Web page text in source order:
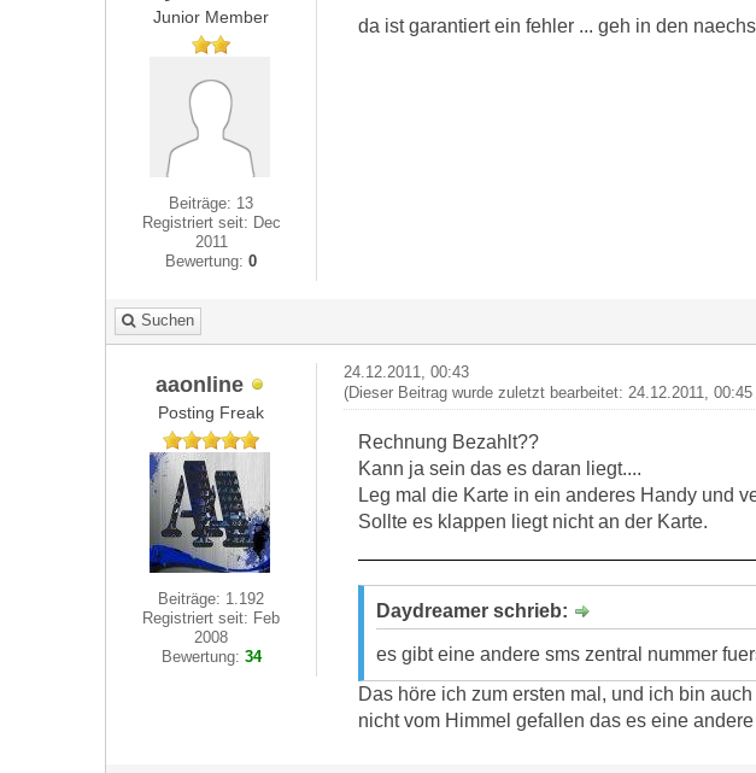
Junior Member
Beiträge: 13
Registriert seit: Dec
2011
Bewertung:0
da ist garantiert ein fehler ... geh in den
Suchen
aaonline
Posting Freak
Beiträge: 1.192
Registriert seit: Feb
2008
Bewertung: 34
24.12.2011, 00:43
(Dieser Beitrag wurde zuletzt bearbeitet: 24.12.2011, 00:45
Rechnung Bezahlt??
Kann ja sein das es daran liegt....
Leg mal die Karte in ein anderes Handy und
Sollte es klappen liegt nicht an der Karte.
Daydreamer schrieb:
es gibt eine andere sms zentral nummer
Das höre ich zum ersten mal, und ich bin
nicht vom Himmel gefallen das es eine